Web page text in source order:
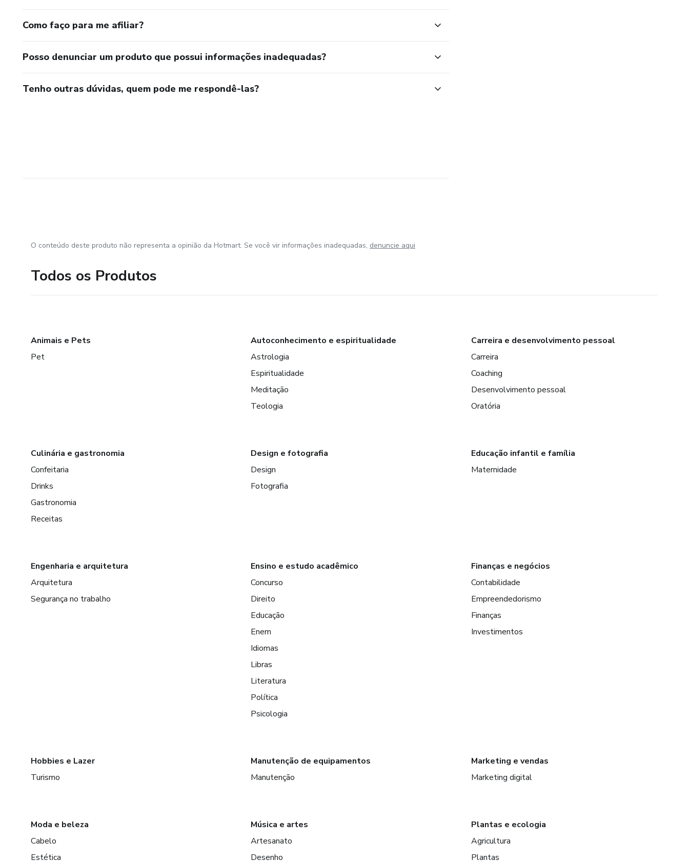
Como faço para me afiliar?
Posso denunciar um produto que possui informações inadequadas?
Tenho outras dúvidas, quem pode me respondê-las?
O conteúdo deste produto não representa a opinião da Hotmart. Se você vir informações inadequadas, denuncie aqui
Todos os Produtos
Animais e Pets
Pet
Autoconhecimento e espiritualidade
Astrologia
Espiritualidade
Meditação
Teologia
Carreira e desenvolvimento pessoal
Carreira
Coaching
Desenvolvimento pessoal
Oratória
Culinária e gastronomia
Confeitaria
Drinks
Gastronomia
Receitas
Design e fotografia
Design
Fotografia
Educação infantil e família
Maternidade
Engenharia e arquitetura
Arquitetura
Segurança no trabalho
Ensino e estudo acadêmico
Concurso
Direito
Educação
Enem
Idiomas
Libras
Literatura
Política
Psicologia
Finanças e negócios
Contabilidade
Empreendedorismo
Finanças
Investimentos
Hobbies e Lazer
Turismo
Manutenção de equipamentos
Manutenção
Marketing e vendas
Marketing digital
Moda e beleza
Cabelo
Estética
Música e artes
Artesanato
Desenho
Plantas e ecologia
Agricultura
Plantas